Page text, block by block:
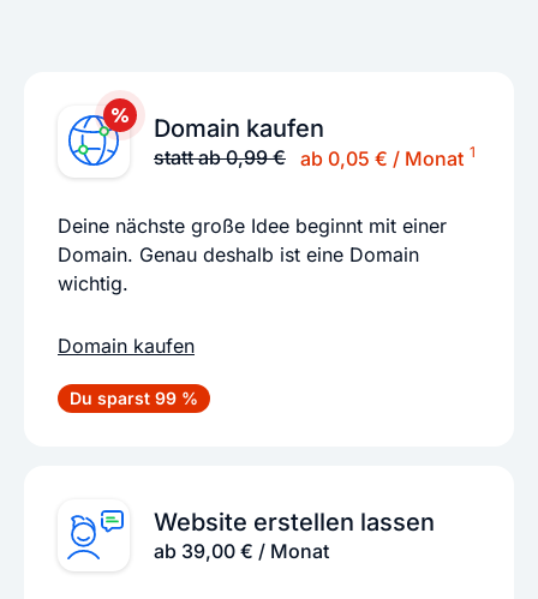
Domain kaufen
statt ab 0,99 € ab 0,05 € / Monat 1
Deine nächste große Idee beginnt mit einer
Domain. Genau deshalb ist eine Domain
wichtig.
Domain kaufen
Du sparst 99 %
Website erstellen lassen
ab 39,00 € / Monat